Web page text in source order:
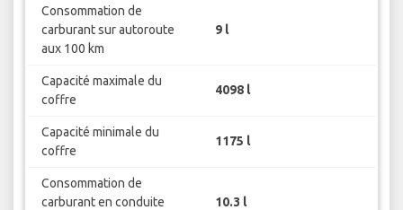
Consommation de
carburant sur autoroute
aux 100 km
9 l
Capacité maximale du
coffre
4098 l
Capacité minimale du
coffre
1175 l
Consommation de
carburant en conduite
10.3 l